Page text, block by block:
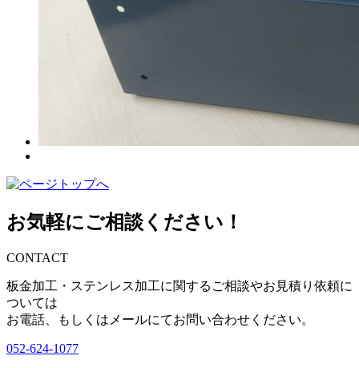
お気軽にご相談ください！
CONTACT
板金加工・ステンレス加工に関するご相談やお見積り依頼に
ついては
お電話、もしくはメールにてお問い合わせください。
052-624-1077